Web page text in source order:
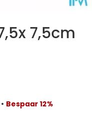
7,5cm
• Bespaar 12%